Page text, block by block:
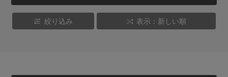
絞り込み 表示：新しい順